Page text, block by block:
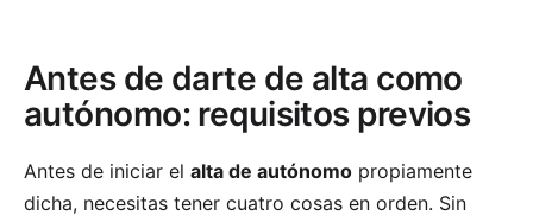
Antes de darte de alta como
autónomo: requisitos previos
Antes de iniciar el alta de autónomo propiamente
dicha, necesitas tener cuatro cosas en orden. Sin